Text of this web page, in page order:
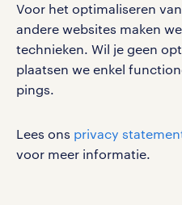
Voor het optimaliseren
andere websites maken
technieken. Wil je geen
plaatsen we enkel
pings.
Lees ons privacy
voor meer informatie.
social media
Volg ons voor de leukste
vacatures, solliciteren en
werken bij randstad